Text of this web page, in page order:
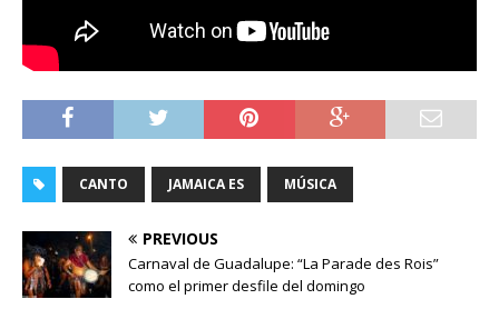
CANTO JAMAICA ES MÚSICA
PREVIOUS
Carnaval de Guadalupe: “La Parade des Rois”
como el primer desfile del domingo